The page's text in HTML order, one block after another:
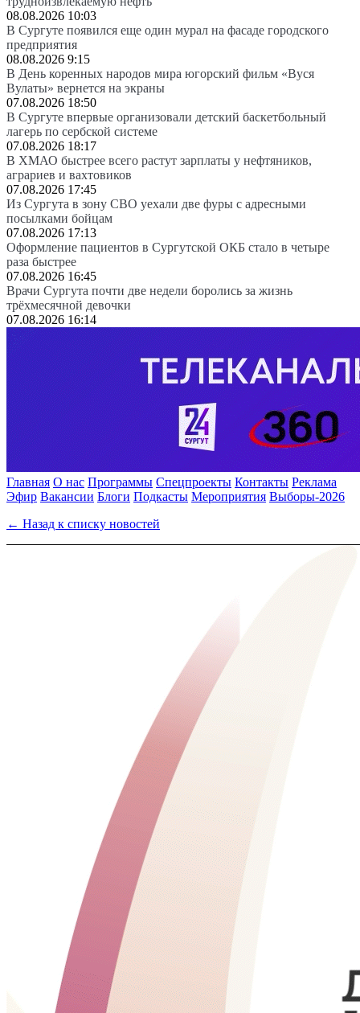
08.08.2026 10:03
В Сургуте появился еще один мурал на фасаде городского
предприятия
08.08.2026 9:15
В День коренных народов мира югорский фильм «Вуся
Вулаты» вернется на экраны
07.08.2026 18:50
В Сургуте впервые организовали детский баскетбольный
лагерь по сербской системе
07.08.2026 18:17
В ХМАО быстрее всего растут зарплаты у нефтяников,
аграриев и вахтовиков
07.08.2026 17:45
Из Сургута в зону СВО уехали две фуры с адресными
посылками бойцам
07.08.2026 17:13
Оформление пациентов в Сургутской ОКБ стало в четыре
раза быстрее
07.08.2026 16:45
Врачи Сургута почти две недели боролись за жизнь
трёхмесячной девочки
07.08.2026 16:14
Главная О нас Программы Спецпроекты Контакты Реклама
Эфир Вакансии Блоги Подкасты Мероприятия Выборы-2026
← Назад к списку новостей